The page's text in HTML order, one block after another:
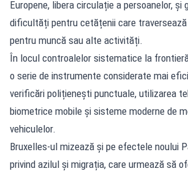
Europene, libera circulație a persoanelor, și
dificultăți pentru cetățenii care
pentru muncă sau alte activități.
În locul controalelor sistematice la
o serie de instrumente considerate mai
verificări polițienești punctuale, utilizarea
biometrice mobile și sisteme moderne de
vehiculelor.
Bruxelles-ul mizează și pe efectele noului
privind azilul și migrația, care urmează să